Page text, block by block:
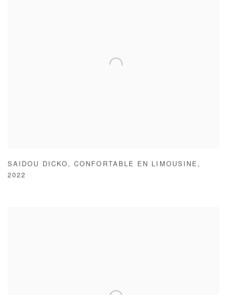
SAIDOU DICKO ,CONFORTABLE EN LIMOUSINE ,
2022